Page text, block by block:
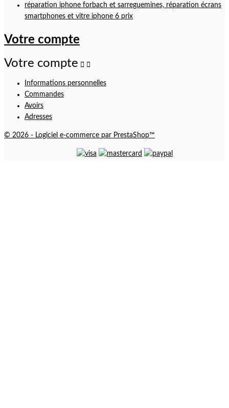
réparation iphone forbach et sarreguemines, réparation écrans
smartphones et vitre iphone 6 prix
Votre compte
Votre compte  
Informations personnelles
Commandes
Avoirs
Adresses
© 2026 - Logiciel e-commerce par PrestaShop™